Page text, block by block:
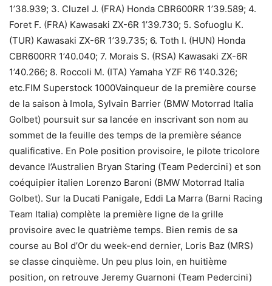
1’38.939; 3. Cluzel J. (FRA) Honda CBR600RR 1’39.589; 4.
Foret F. (FRA) Kawasaki ZX-6R 1’39.730; 5. Sofuoglu K.
(TUR) Kawasaki ZX-6R 1’39.735; 6. Toth I. (HUN) Honda
CBR600RR 1’40.040; 7. Morais S. (RSA) Kawasaki ZX-6R
1’40.266; 8. Roccoli M. (ITA) Yamaha YZF R6 1’40.326;
etc.FIM Superstock 1000Vainqueur de la première course
de la saison à Imola, Sylvain Barrier (BMW Motorrad Italia
Golbet) poursuit sur sa lancée en inscrivant son nom au
sommet de la feuille des temps de la première séance
qualificative. En Pole position provisoire, le pilote tricolore
devance l’Australien Bryan Staring (Team Pedercini) et son
coéquipier italien Lorenzo Baroni (BMW Motorrad Italia
Golbet). Sur la Ducati Panigale, Eddi La Marra (Barni Racing
Team Italia) complète la première ligne de la grille
provisoire avec le quatrième temps. Bien remis de sa
course au Bol d’Or du week-end dernier, Loris Baz (MRS)
se classe cinquième. Un peu plus loin, en huitième
position, on retrouve Jeremy Guarnoni (Team Pedercini)